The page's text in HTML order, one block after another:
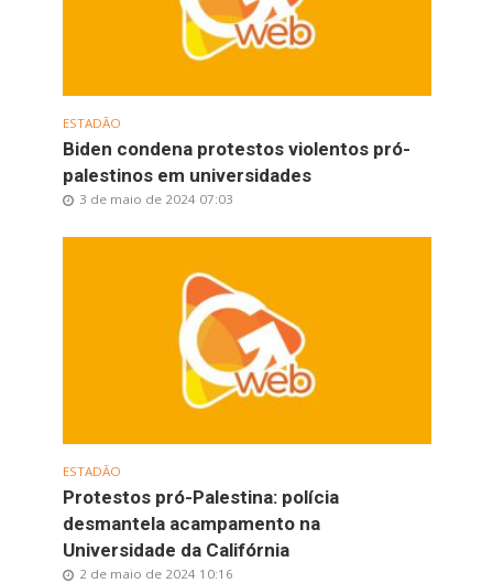
ESTADÃO
Biden condena protestos violentos pró-
palestinos em universidades
3 de maio de 2024 07:03
ESTADÃO
Protestos pró-Palestina: polícia
desmantela acampamento na
Universidade da Califórnia
2 de maio de 2024 10:16